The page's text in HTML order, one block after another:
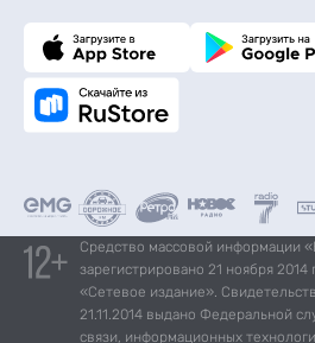
Средство массовой информации
зарегистрировано 21 ноября
«Сетевое издание».
21.11.2014 выдано Федеральной
связи, информационных